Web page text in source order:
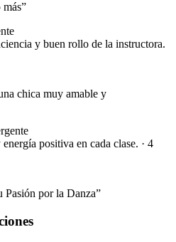
más”
y buen rollo de la instructora.
chica muy amable y
positiva en cada clase. · 4
Pasión por la Danza”